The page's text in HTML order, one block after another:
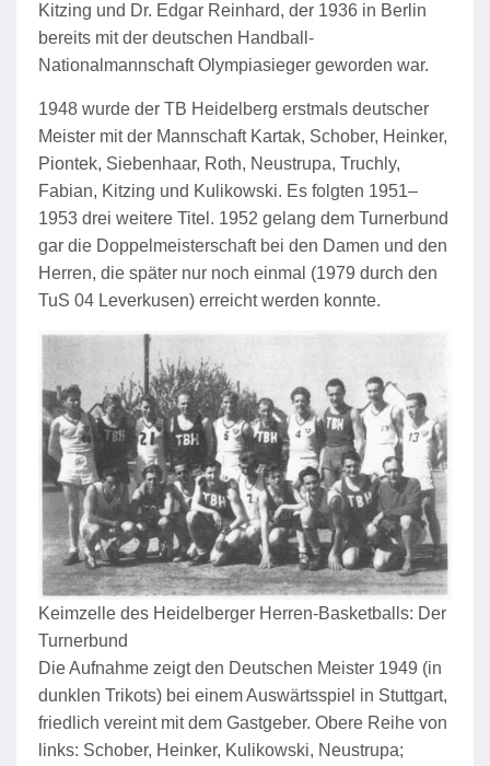
Kitzing und Dr. Edgar Reinhard, der 1936 in Berlin
bereits mit der deutschen Handball-
Nationalmannschaft Olympiasieger geworden war.
1948 wurde der TB Heidelberg erstmals deutscher
Meister mit der Mannschaft Kartak, Schober, Heinker,
Piontek, Siebenhaar, Roth, Neustrupa, Truchly,
Fabian, Kitzing und Kulikowski. Es folgten 1951–
1953 drei weitere Titel. 1952 gelang dem Turnerbund
gar die Doppelmeisterschaft bei den Damen und den
Herren, die später nur noch einmal (1979 durch den
TuS 04 Leverkusen) erreicht werden konnte.
Keimzelle des Heidelberger Herren-Basketballs: Der
Turnerbund
Die Aufnahme zeigt den Deutschen Meister 1949 (in
dunklen Trikots) bei einem Auswärtsspiel in Stuttgart,
friedlich vereint mit dem Gastgeber. Obere Reihe von
links: Schober, Heinker, Kulikowski, Neustrupa;